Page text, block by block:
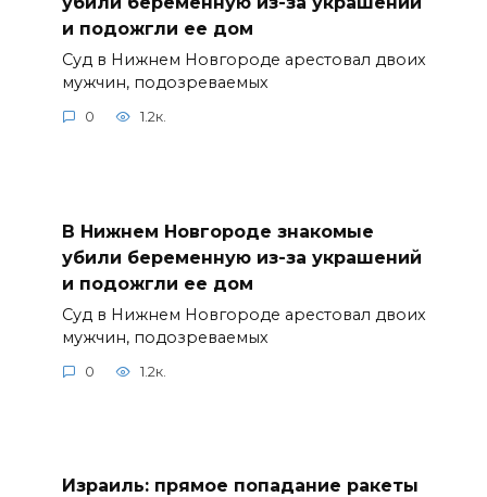
и подожгли ее дом
Суд в Нижнем Новгороде арестовал двоих
мужчин, подозреваемых
0 1.2к.
В Нижнем Новгороде знакомые
убили беременную из-за украшений
и подожгли ее дом
Суд в Нижнем Новгороде арестовал двоих
мужчин, подозреваемых
0 1.2к.
Израиль: прямое попадание ракеты